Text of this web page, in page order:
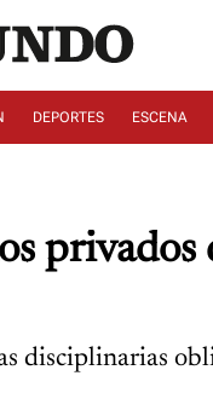
DEPORTES ESCENA
disciplinarias